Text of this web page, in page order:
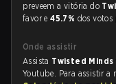
preveem a vitória do
favor e45.7% dos votos
Onde assistir
Assista Twisted Minds
Youtube. Para assistir a